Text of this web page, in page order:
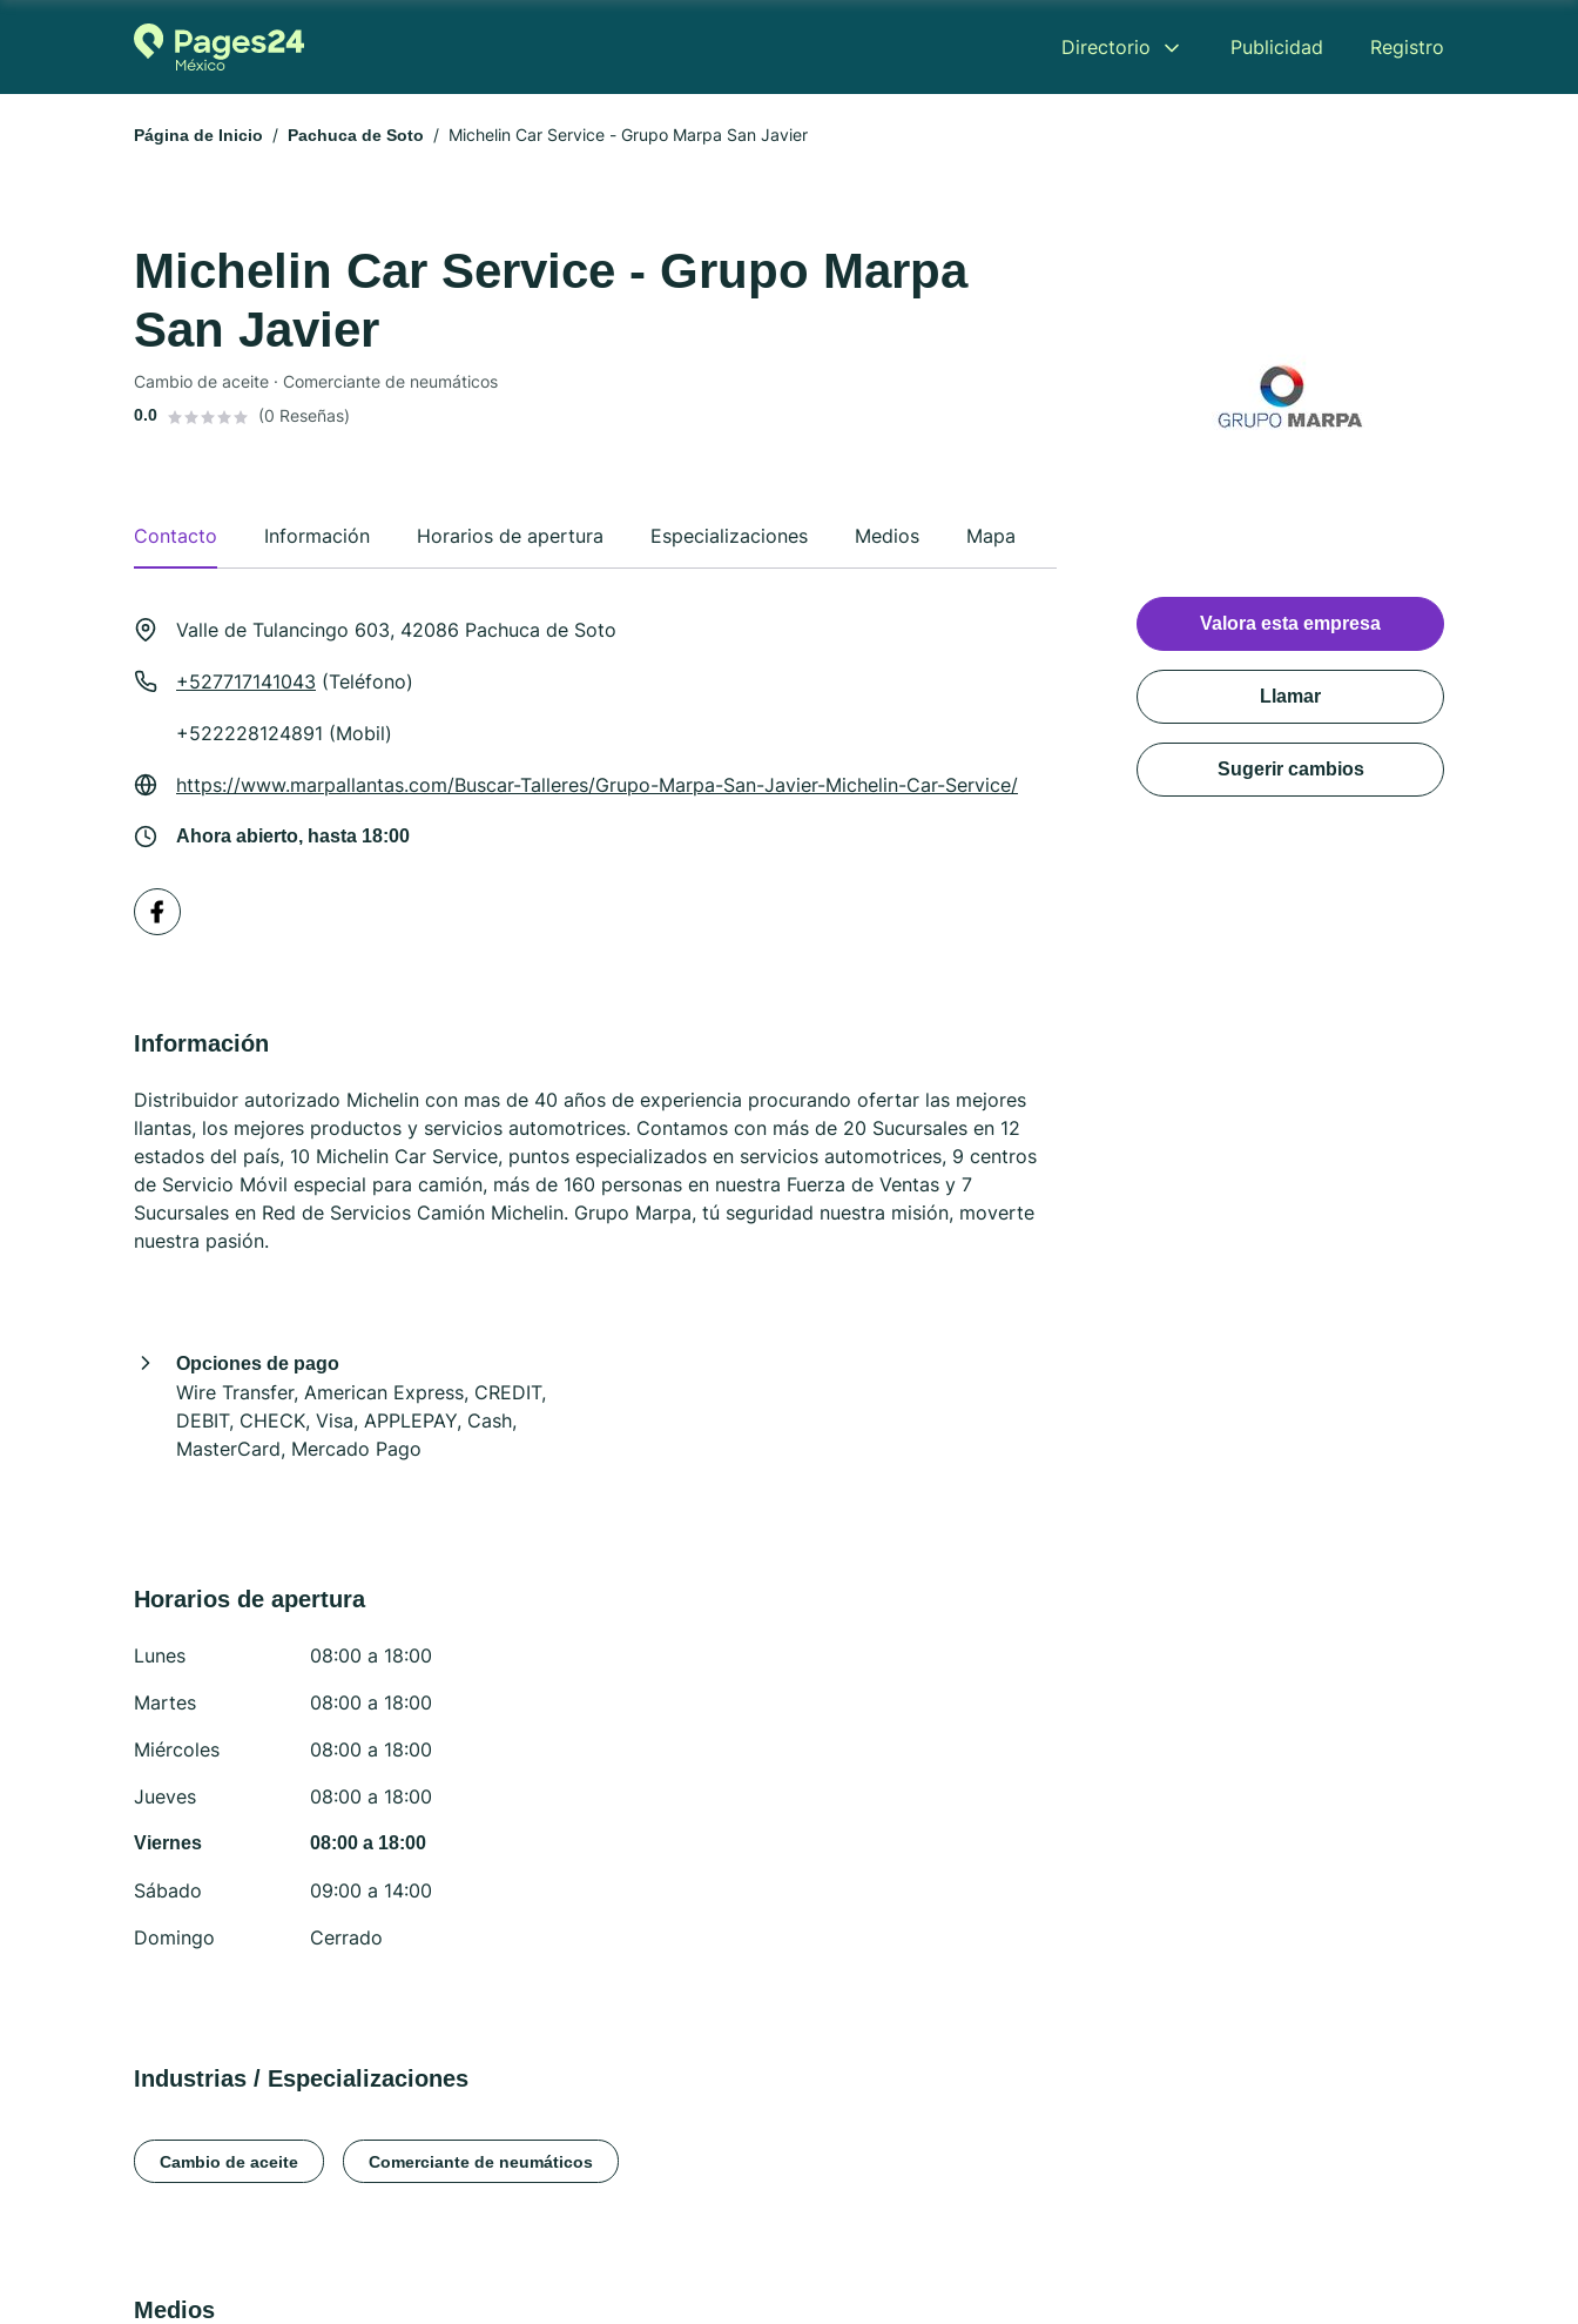
Directorio Publicidad Registro
Página de Inicio Pachuca de Soto Michelin Car Service - Grupo Marpa San Javier
Michelin Car Service - Grupo Marpa
San Javier
Cambio de aceite · Comerciante de neumáticos
0.0 (0 Reseñas)
Contacto Información Horarios de apertura Especializaciones Medios Mapa
Valle de Tulancingo 603, 42086 Pachuca de Soto
+527717141043 (Teléfono)
+522228124891 (Mobil)
https://www.marpallantas.com/Buscar-Talleres/Grupo-Marpa-San-Javier-Michelin-Car-Service/
Ahora abierto, hasta 18:00
Información
Distribuidor autorizado Michelin con mas de 40 años de experiencia procurando ofertar las mejores
llantas, los mejores productos y servicios automotrices. Contamos con más de 20 Sucursales en 12
estados del país, 10 Michelin Car Service, puntos especializados en servicios automotrices, 9 centros
de Servicio Móvil especial para camión, más de 160 personas en nuestra Fuerza de Ventas y 7
Sucursales en Red de Servicios Camión Michelin. Grupo Marpa, tú seguridad nuestra misión, moverte
nuestra pasión.
Opciones de pago
Wire Transfer, American Express, CREDIT,
DEBIT, CHECK, Visa, APPLEPAY, Cash,
MasterCard, Mercado Pago
Horarios de apertura
Lunes
08:00 a 18:00
Martes
08:00 a 18:00
Miércoles
08:00 a 18:00
Jueves
08:00 a 18:00
Viernes 08:00 a 18:00
Sábado
09:00 a 14:00
Domingo
Cerrado
Industrias / Especializaciones
Cambio de aceite Comerciante de neumáticos
Medios
Valora esta empresa
Llamar
Sugerir cambios